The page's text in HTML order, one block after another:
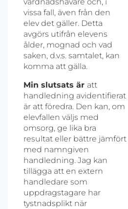
vissa fall, även från den
elev det gäller. Detta
avgörs utifrån elevens
ålder, mognad och vad
saken, d.v.s. samtalet, kan
komma att gälla.
Min slutsats är att
handledning avidentifierat
är att föredra. Den kan, om
elevfallen väljs med
omsorg, ge lika bra
resultat eller bättre jämfört
med namngiven
handledning. Jag kan
tillägga att en extern
handledare som
uppdragstagare har
tystnadsplikt när